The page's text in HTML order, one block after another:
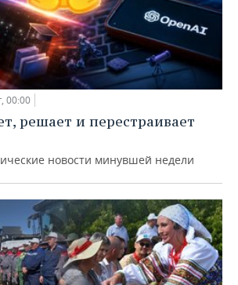
00:00
решает и перестраивает
новости минувшей недели